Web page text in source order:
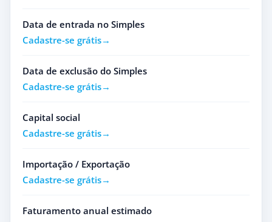
Data de entrada no Simples
Cadastre-se grátis
Data de exclusão do Simples
Cadastre-se grátis
Capital social
Cadastre-se grátis
Importação / Exportação
Cadastre-se grátis
Faturamento anual estimado